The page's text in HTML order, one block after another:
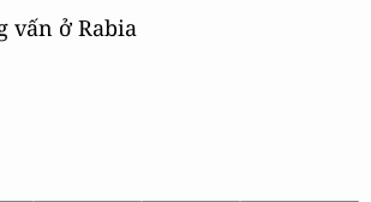
vấn ở Rabia